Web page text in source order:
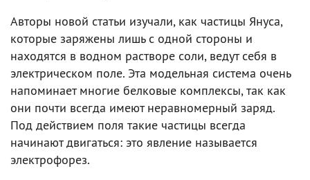
Авторы новой статьи изучали, как частицы Януса,
которые заряжены лишь с одной стороны и
находятся в водном растворе соли, ведут себя в
электрическом поле. Эта модельная система очень
напоминает многие белковые комплексы, так как
они почти всегда имеют неравномерный заряд.
Под действием поля такие частицы всегда
начинают двигаться: это явление называется
электрофорез.